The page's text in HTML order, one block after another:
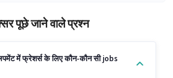
पूछे जाने वाले प्रश्न
में फ्रेशर्स के लिए कौन-कौन सी jobs